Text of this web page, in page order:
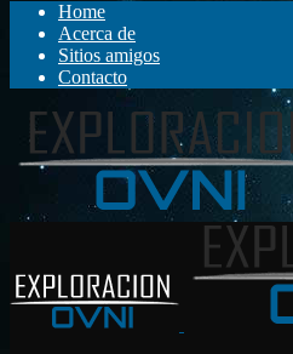
Home
Acerca de
Sitios amigos
Contacto